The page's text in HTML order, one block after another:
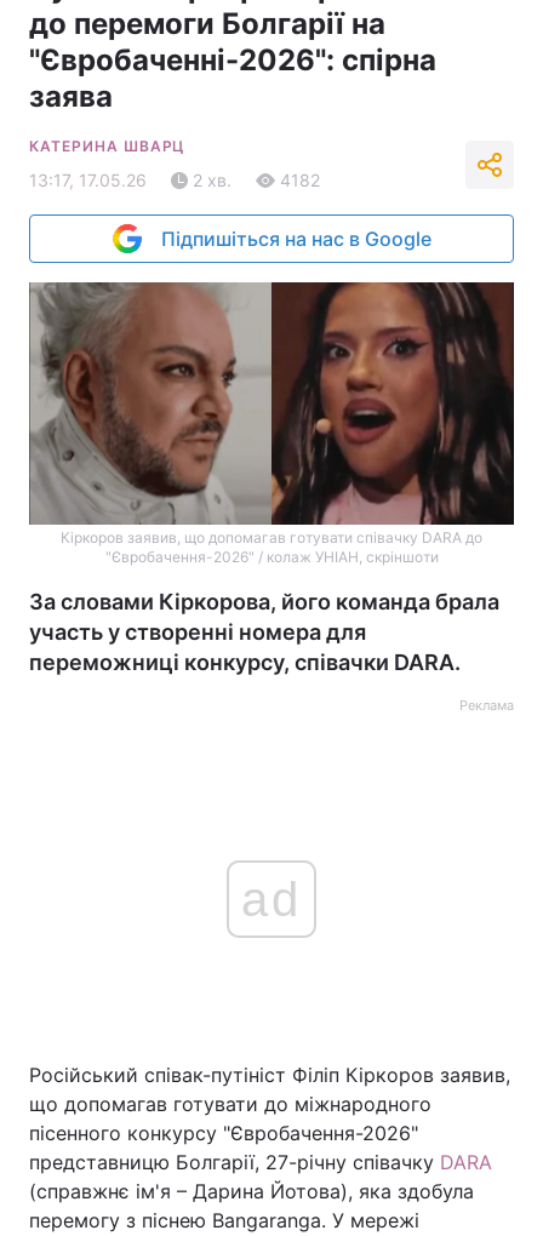
до перемоги Болгарії на
"Євробаченні-2026": спірна
заява
КАТЕРИНА ШВАРЦ
13:17, 17.05.26 2 хв. 4182
Підпишіться на нас в Google
Кіркоров заявив, що допомагав готувати співачку DARA до
"Євробачення-2026" / колаж УНІАН, скріншоти
За словами Кіркорова, його команда брала
участь у створенні номера для
переможниці конкурсу, співачки DARA.
Реклама
ad
Російський співак-путініст Філіп Кіркоров заявив,
що допомагав готувати до міжнародного
пісенного конкурсу "Євробачення-2026"
представницю Болгарії, 27-річну співачку DARA
(справжнє ім'я – Дарина Йотова), яка здобула
перемогу з піснею Bangaranga. У мережі